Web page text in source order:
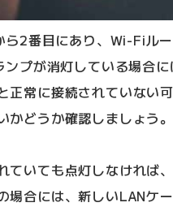
ら2番目にあり、Wi-Fiル
ンプが消灯している場合
正常に接続されていない
かどうか確認しましょう。
ていても点灯しなければ
場合には、新しいLANケ